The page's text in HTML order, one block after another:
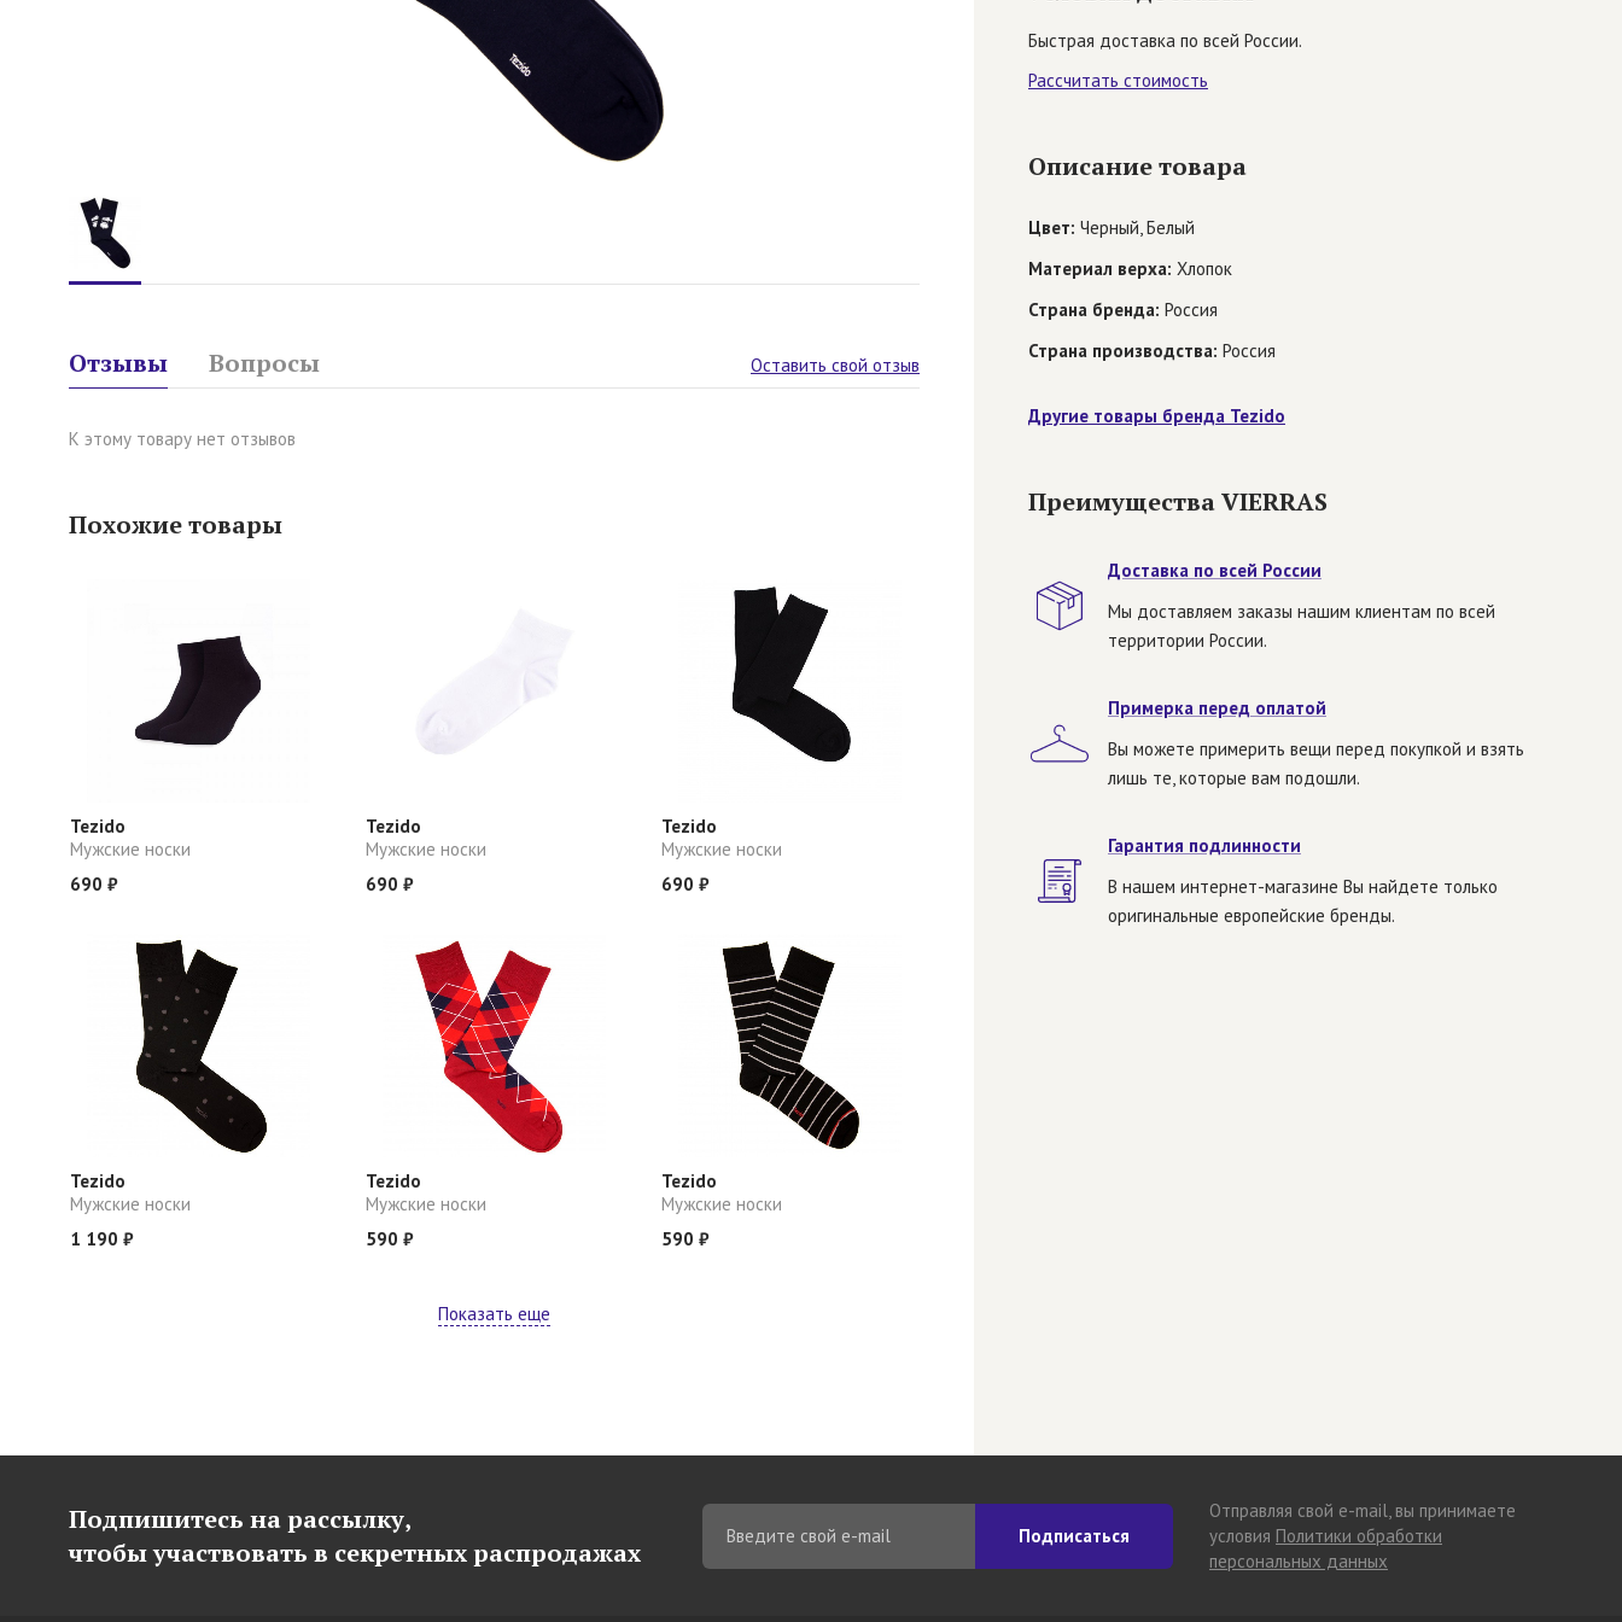
Отзывы Вопросы Оставить свой отзыв
К этому товару нет отзывов
Похожие товары
Tezido
Мужские носки
690 ₽
Tezido
Мужские носки
690 ₽
Tezido
Мужские носки
690 ₽
Tezido
Мужские носки
1 190 ₽
Tezido
Мужские носки
590 ₽
Tezido
Мужские носки
590 ₽
Показать еще
Быстрая доставка по всей России.
Рассчитать стоимость
Описание товара
Цвет: Черный, Белый
Материал верха: Хлопок
Страна бренда: Россия
Страна производства: Россия
Другие товары бренда Tezido
Преимущества VIERRAS
Доставка по всей России
Мы доставляем заказы нашим клиентам по всей
территории России.
Примерка перед оплатой
Вы можете примерить вещи перед покупкой и взять
лишь те, которые вам подошли.
Гарантия подлинности
В нашем интернет-магазине Вы найдете только
оригинальные европейские бренды.
Подпишитесь на рассылку,
чтобы участвовать в секретных распродажах
Подписаться
Отправляя свой e-mail, вы принимаете
условия Политики обработки
персональных данных